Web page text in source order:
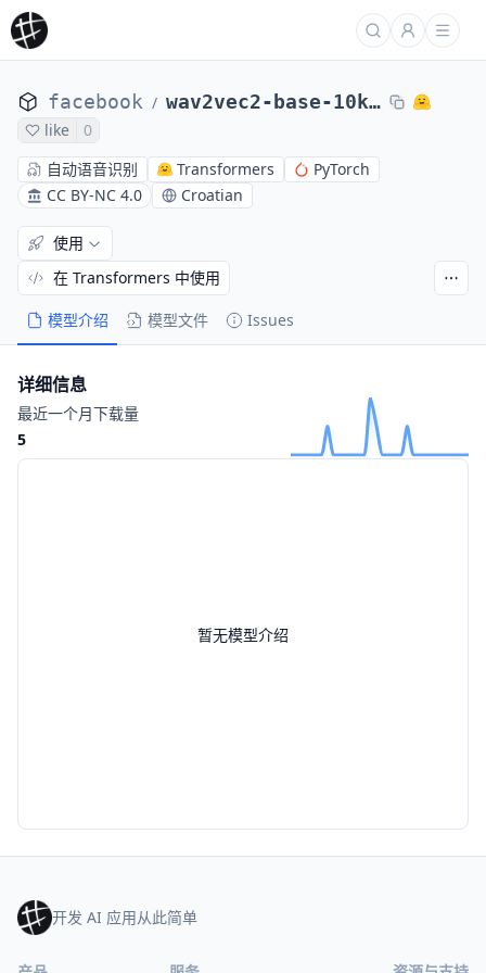
facebook / wav2vec2-base-10k-voxpopuli-ft-hr
like
0
自动语音识别
Transformers
PyTorch
CC BY-NC 4.0
Croatian
模型介绍 模型文件 Issues
使用
在 Transformers 中使用
暂无模型介绍
详细信息
最近一个月下载量
5
开发 AI 应用从此简单